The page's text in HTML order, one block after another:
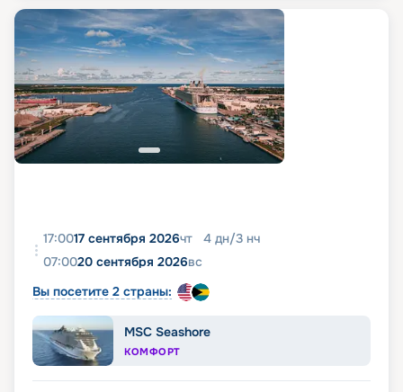
17:0017 сентября 2026чт 4 дн/3 нч
07:0020 сентября 2026вс
Вы посетите 2 страны:
MSC Seashore
КОМФОРТ